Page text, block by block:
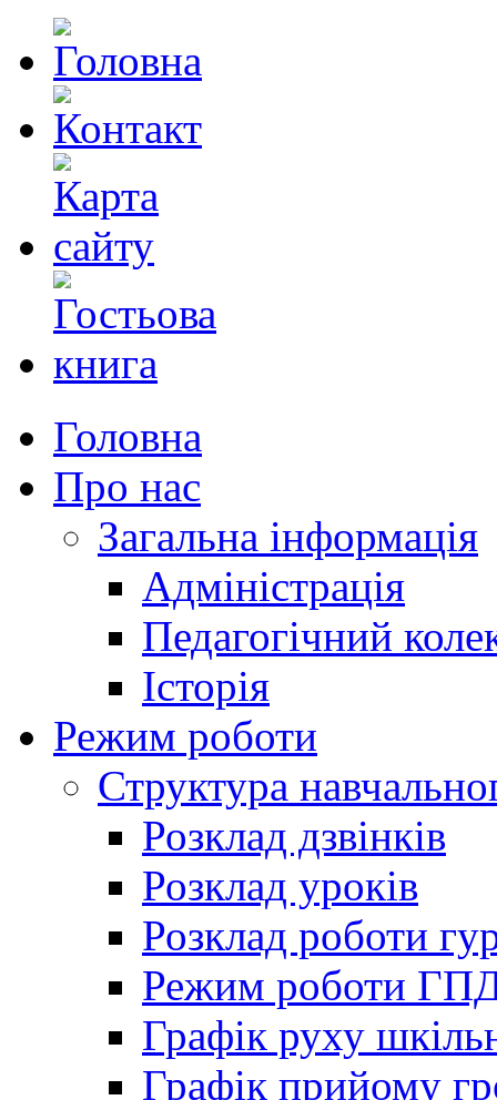
Головна
Про нас
Загальна інформація
Адміністрація
Педагогічний
Історія
Режим роботи
Структура
Розклад дзвінків
Розклад уроків
Розклад роботи
Режим роботи
Графік руху
Графік прийому